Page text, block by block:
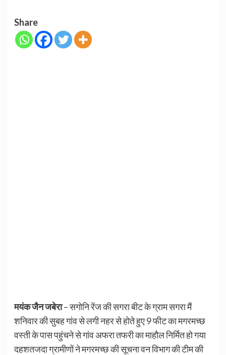
Share
मयंक जैन जबेरा– सगोनि रेंज की सगरा बीट के ग्राम सगरा मैं
शनिवार की सुबह गांव से लगी नहर से होते हुए 9 फीट का मगरमच्छ
वस्ती के पास पहुंचने से गांव अफरा तफरी का माहौल निर्मित हो गया
दहशतजदा ग्रामीणों ने मगरमच्छ की सूचना वन विभाग की टीम की